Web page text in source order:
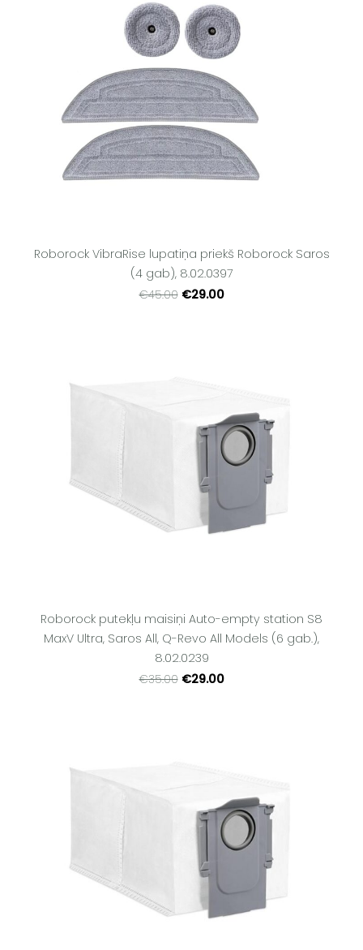
Roborock VibraRise lupatiņa priekš Roborock Saros
(4 gab), 8.02.0397
€45.00 €29.00
Roborock putekļu maisiņi Auto-empty station S8
MaxV Ultra, Saros All, Q-Revo All Models (6 gab.),
8.02.0239
€35.00 €29.00